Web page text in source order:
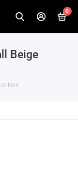
0
Beige
Noir